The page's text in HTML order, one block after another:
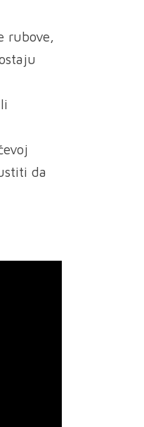
rubove,
da